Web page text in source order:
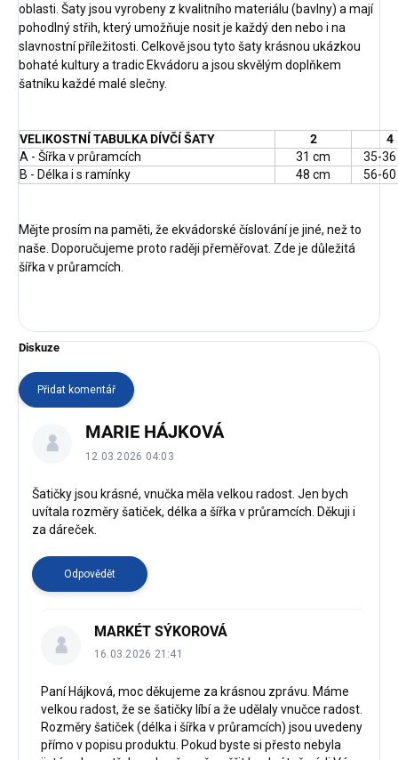
oblasti. Šaty jsou vyrobeny z kvalitního materiálu (bavlny) a mají
pohodlný střih, který umožňuje nosit je každý den nebo i na
slavnostní příležitosti. Celkově jsou tyto šaty krásnou ukázkou
bohaté kultury a tradic Ekvádoru a jsou skvělým doplňkem
šatníku každé malé slečny.
VELIKOSTNÍ TABULKA DÍVČÍ ŠATY 2
4
A - Šířka v průramcích
31 cm
35-
B - Délka i s ramínky
48 cm 56-
Mějte prosím na paměti, že ekvádorské číslování je jiné, než to
naše. Doporučujeme proto raději přeměřovat. Zde je důležitá
šířka v průramcích.
Diskuze
Přidat komentář
MARIE HÁJKOVÁ
12.03.2026 04:03
Šatičky jsou krásné, vnučka měla velkou radost. Jen bych
uvítala rozměry šatiček, délka a šířka v průramcích. Děkuji i
za dáreček.
Odpovědět
MARKÉT SÝKOROVÁ
16.03.2026 21:41
Paní Hájková, moc děkujeme za krásnou zprávu. Máme
velkou radost, že se šatičky líbí a že udělaly vnučce radost.
Rozměry šatiček (délka i šířka v průramcích) jsou uvedeny
přímo v popisu produktu. Pokud byste si přesto nebyla